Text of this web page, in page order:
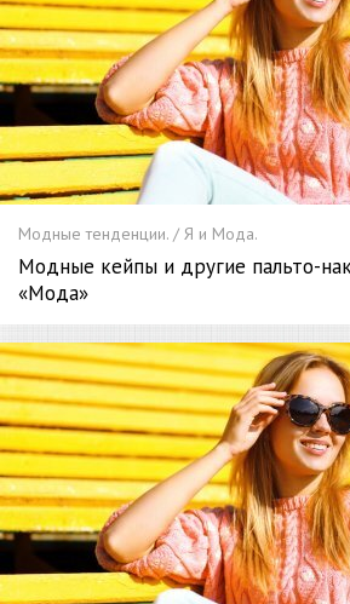
Модные тенденции. / Я и Мода.
Модные кейпы и другие пальто-
«Мода»